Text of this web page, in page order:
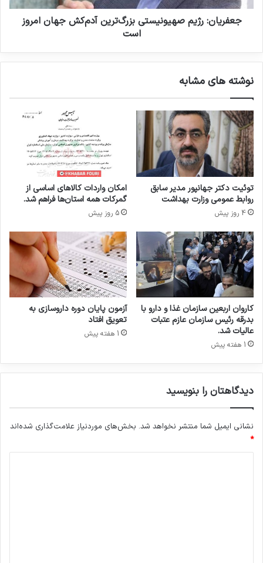
«
و
ر
ر
ا
ر
ن
د
ه
ی
د
ر
ی
ی
س
ت
ی
ب
ز
ر
گ‌
ت
ر
ی
ن
آ
م‌
ک
ش
ج
ه
ن
م
ز
ا
س
جعفریان: رژیم صهیونیستی بزرگ‌ترین آدم‌کش جهان امروز
است
نوشته های مشابه
توئیت دکتر جهانپور مدیر سابق
روابط عمومی وزارت بهداشت
4 روز پیش
امکان واردات کالاهای اساسی از
گمرکات همه استان‌ها فراهم شد.
5 روز پیش
کاروان اربعین سازمان غذا و دارو با
بدرقه رئیس سازمان عازم عتبات
عالیات شد.
1 هفته پیش
آزمون پایان دوره داروسازی به
تعویق افتاد
1 هفته پیش
دیدگاهتان را بنویسید
نشانی ایمیل شما منتشر نخواهد شد. بخش‌های موردنیاز علامت‌گذاری شده‌اند
*